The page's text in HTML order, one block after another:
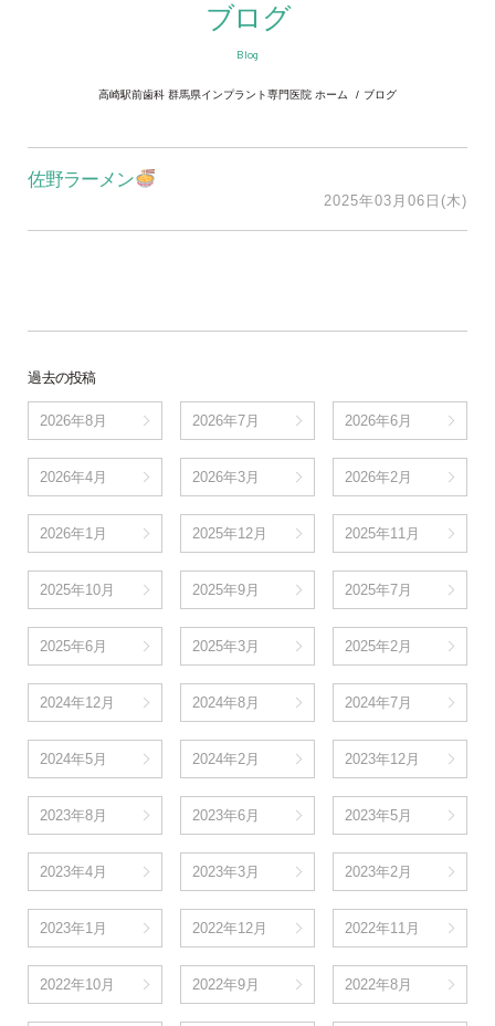
ブログ
Blog
高崎駅前歯科 群馬県インプラント専門医院 ホーム ブログ
佐野ラーメン
2025年03月06日(木)
過去の投稿
2026年8月 2026年7月 2026年6月
2026年4月 2026年3月 2026年2月
2026年1月 2025年12月 2025年11月
2025年10月 2025年9月 2025年7月
2025年6月 2025年3月 2025年2月
2024年12月 2024年8月 2024年7月
2024年5月 2024年2月 2023年12月
2023年8月 2023年6月 2023年5月
2023年4月 2023年3月 2023年2月
2023年1月 2022年12月 2022年11月
2022年10月 2022年9月 2022年8月